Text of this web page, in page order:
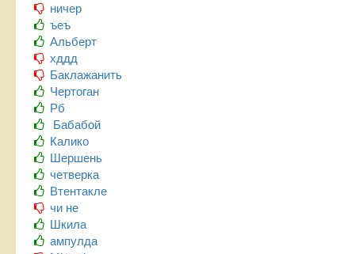
ничер
ъеъ
Альберт
хддд
Баклажанить
Чертоган
Рб
Бабабой
Калико
Шершень
четверка
Втентакле
чи не
Шкила
ампулда